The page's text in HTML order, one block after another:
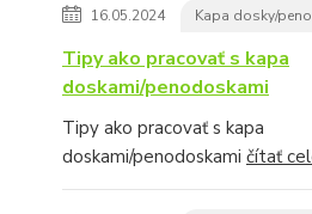
16.05.2024 Kapa dosky/
Tipy ako pracovať s kapa
doskami/penodoskami
Tipy ako pracovať s kapa
doskami/penodoskami čítať